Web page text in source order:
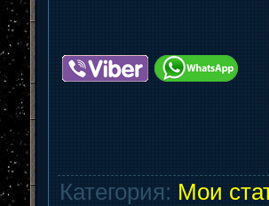
Категория: Мои